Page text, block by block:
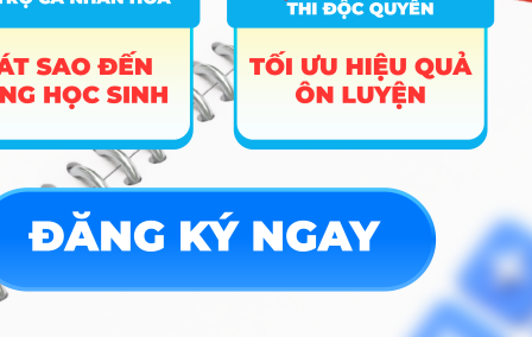
khô khan, đây sẽ là một thử thách rất lớn đối với
bạn.
Bạn có thực sự hợp với
ngành Kỹ thuật cấp thoát
nước?
Để sống khỏe và thăng tiến với nghề, bạn nên có
những tố chất sau: